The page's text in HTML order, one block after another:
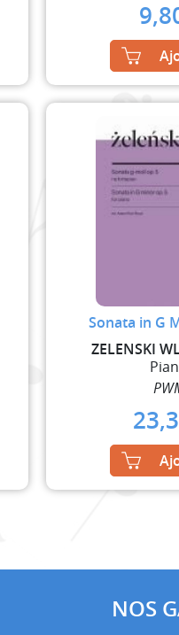
Sonata in G
ZELENSKI
NOS